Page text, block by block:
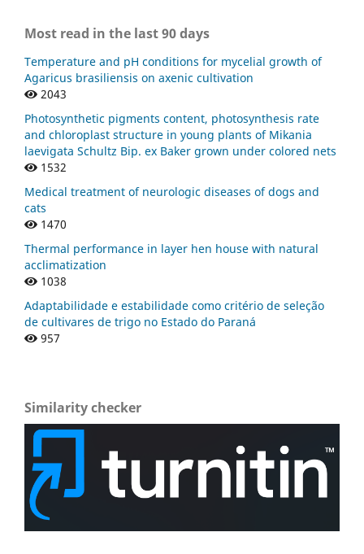
Most read in the last 90 days
Temperature and pH conditions for mycelial growth of
Agaricus brasiliensis on axenic cultivation
2043
Photosynthetic pigments content, photosynthesis rate
and chloroplast structure in young plants of Mikania
laevigata Schultz Bip. ex Baker grown under colored nets
1532
Medical treatment of neurologic diseases of dogs and
cats
1470
Thermal performance in layer hen house with natural
acclimatization
1038
Adaptabilidade e estabilidade como critério de seleção
de cultivares de trigo no Estado do Paraná
957
Similarity checker